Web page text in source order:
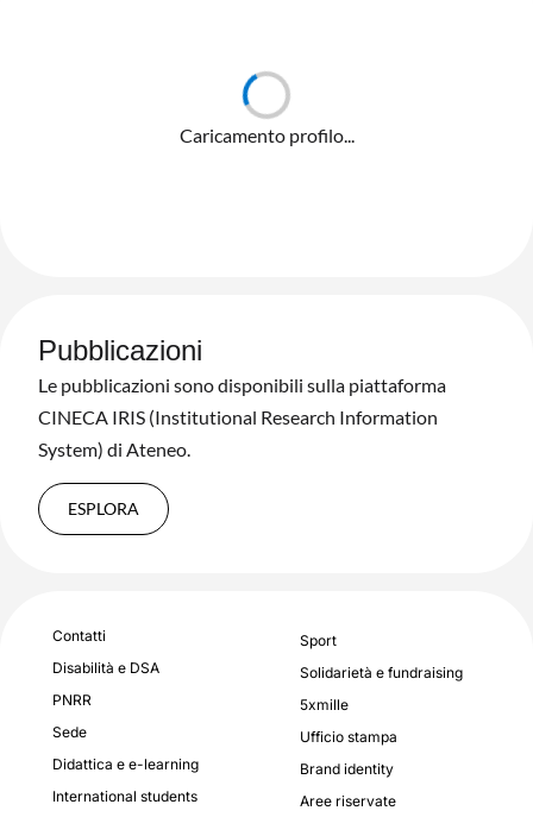
Caricamento profilo...
Pubblicazioni
Le pubblicazioni sono disponibili sulla piattaforma
CINECA IRIS (Institutional Research Information
System) di Ateneo.
ESPLORA
Contatti
Disabilità e DSA
PNRR
Sede
Didattica e e-learning
International students
Sport
Solidarietà e fundraising
5xmille
Ufficio stampa
Brand identity
Aree riservate